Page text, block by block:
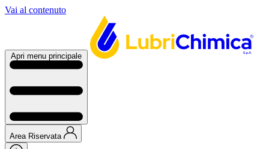
Vai al contenuto
Apri menu principale
Area Riservata